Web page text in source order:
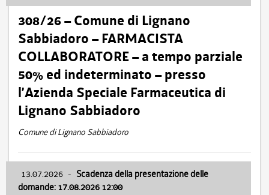
308/26 – Comune di Lignano
Sabbiadoro – FARMACISTA
COLLABORATORE – a tempo parziale
50% ed indeterminato – presso
l’Azienda Speciale Farmaceutica di
Lignano Sabbiadoro
Comune di Lignano Sabbiadoro
13.07.2026 - Scadenza della presentazione delle
domande: 17.08.2026 12:00